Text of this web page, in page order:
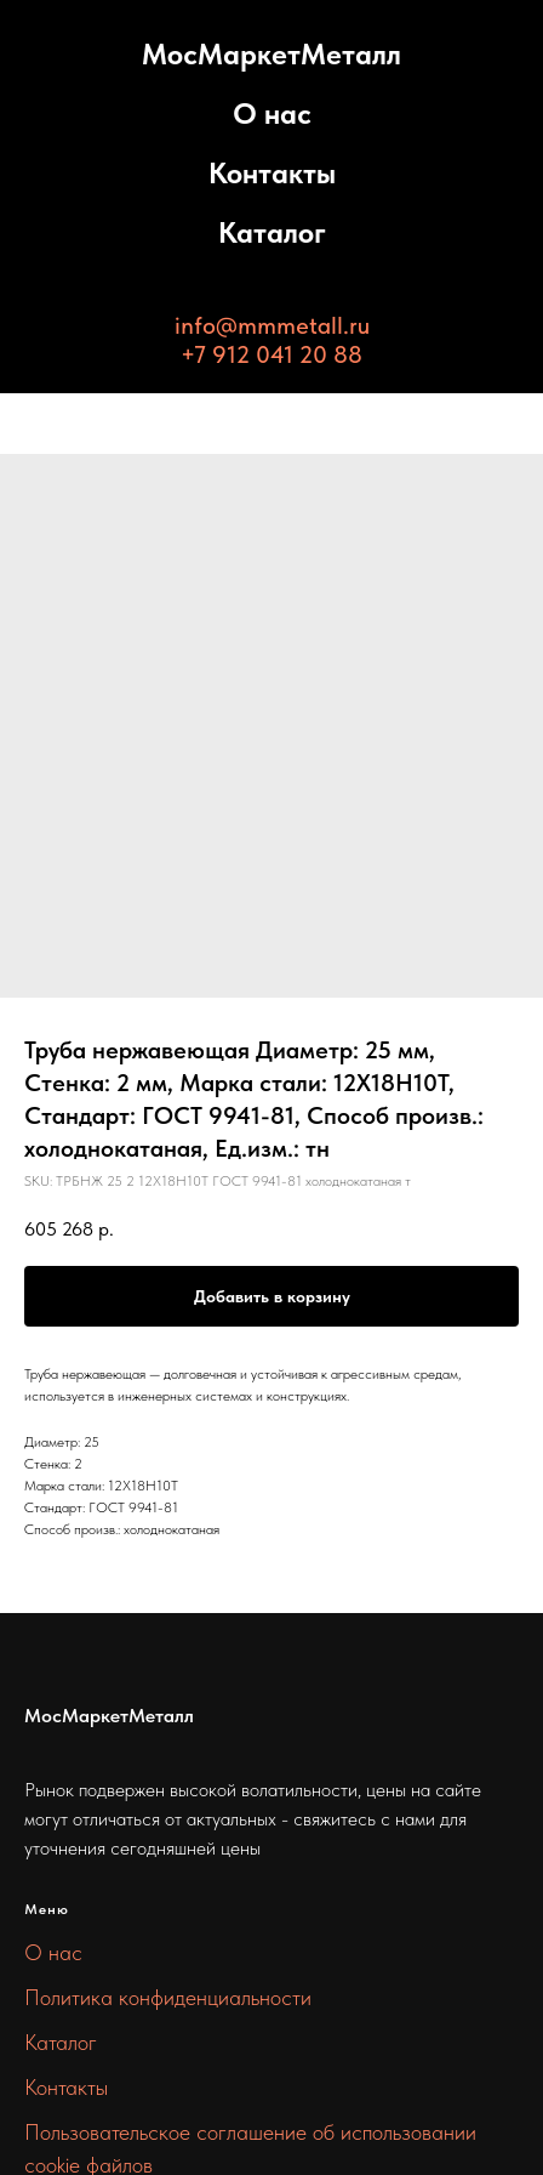
МосМаркетМеталл
О нас
Контакты
Каталог
info@mmmetall.ru
+7 912 041 20 88
Труба нержавеющая Диаметр: 25 мм,
Стенка: 2 мм, Марка стали: 12Х18Н10Т,
Стандарт: ГОСТ 9941-81, Способ произв.:
холоднокатаная, Ед.изм.: тн
SKU: ТРБНЖ 25 2 12Х18Н10Т ГОСТ 9941-81 холоднокатаная т
605 268 р.
Добавить в корзину
Труба нержавеющая — долговечная и устойчивая к агрессивным средам,
используется в инженерных системах и конструкциях.
Диаметр: 25
Стенка: 2
Марка стали: 12Х18Н10Т
Стандарт: ГОСТ 9941-81
Способ произв.: холоднокатаная
МосМаркетМеталл
Рынок подвержен высокой волатильности, цены на сайте
могут отличаться от актуальных - свяжитесь с нами для
уточнения сегодняшней цены
Меню
О нас
Политика конфиденциальности
Каталог
Контакты
Пользовательское соглашение об использовании
cookie файлов